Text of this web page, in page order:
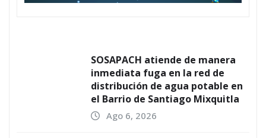
SOSAPACH atiende de manera
inmediata fuga en la red de
distribución de agua potable en
el Barrio de Santiago Mixquitla
Ago 6, 2026